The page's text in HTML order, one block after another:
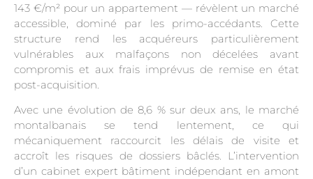
143 €/m² pour un appartement — révèlent un marché
accessible, dominé par les primo-accédants. Cette
structure rend les acquéreurs particulièrement
vulnérables aux malfaçons non décelées avant
compromis et aux frais imprévus de remise en état
post-acquisition.
Avec une évolution de 8,6 % sur deux ans, le marché
montalbanais se tend lentement, ce qui
mécaniquement raccourcit les délais de visite et
accroît les risques de dossiers bâclés. L’intervention
d’un cabinet expert bâtiment indépendant en amont